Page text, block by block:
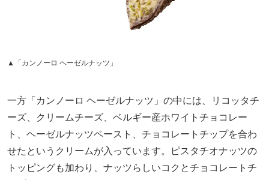
▲「カンノーロ ヘーゼルナッツ」
一方「カンノーロ ヘーゼルナッツ」の中には、リコッタチ
ーズ、クリームチーズ、ベルギー産ホワイトチョコレー
ト、ヘーゼルナッツペースト、チョコレートチップを合わ
せたというクリームが入っています。ピスタチオナッツの
トッピングも加わり、ナッツらしいコクとチョコレートチ